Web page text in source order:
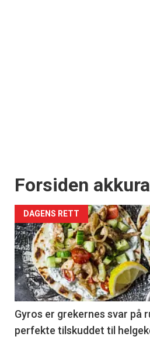
Forsiden
DAGENS RETT
Gyros er grekernes svar på
perfekte tilskuddet til